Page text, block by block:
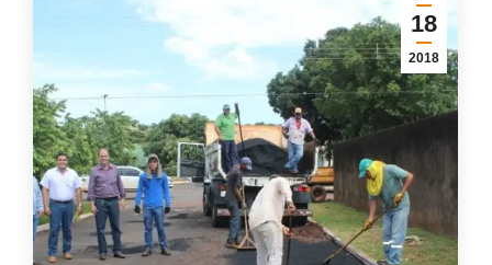
18
2018